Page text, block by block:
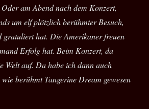
am Abend nach dem Konzert,
um elf plötzlich berühmter Besuch,
gratuliert hat. Die Amerikaner freuen
Erfolg hat. Beim Konzert, da
Welt auf. Da habe ich dann auch
wie berühmt Tangerine Dream gewesen